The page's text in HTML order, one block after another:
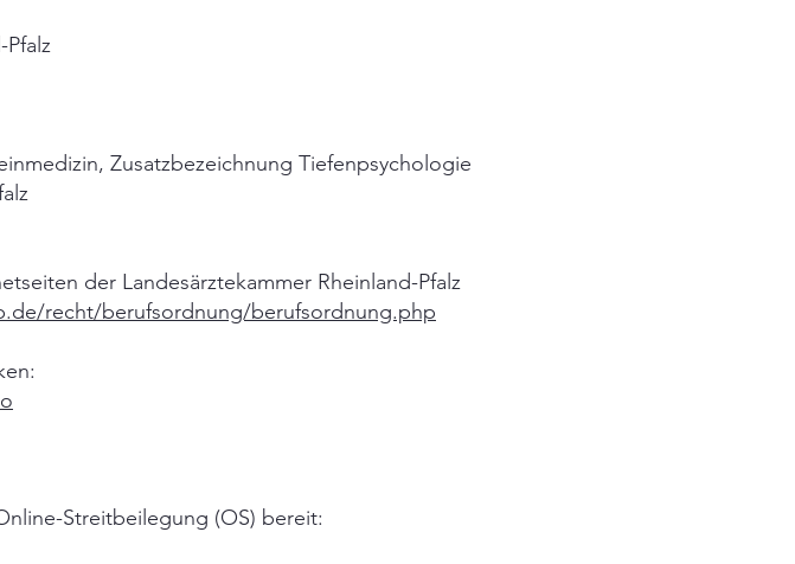
Zusatzbezeichnung Tiefenpsychologie
der Landesärztekammer Rheinland-Pfalz
recht/berufsordnung/berufsordnung.php
Streitbeilegung (OS) bereit: